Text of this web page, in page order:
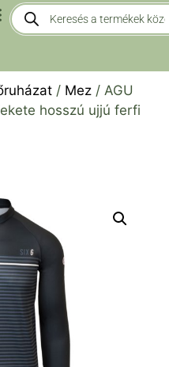
/ Mez / AGU
hosszú ujjú ferfi